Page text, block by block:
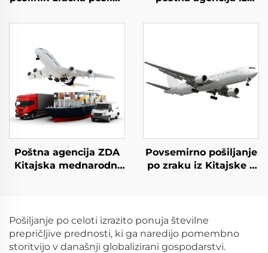
Združeno kraljestvo od
dostava DHL FedEx
logistične storitve
Združeno kraljestvo,
pošiljanje stroški
Poštna agencija ZDA
Kitajska mednarodni
Povsemirno pošiljanje
po zraku iz Kitajske v
Pošiljanje po celoti izrazito ponuja številne
prepričljive prednosti, ki ga naredijo pomembno
storitvijo v današnji globalizirani gospodarstvi.